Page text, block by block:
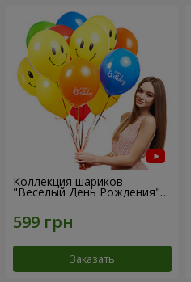
Коллекция шариков
"Веселый День Рождения" -
7 шариков
Заказать